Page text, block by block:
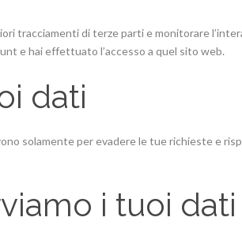
tracciamenti di terze parti e monitorare
e hai effettuato l’accesso a quel sito web.
dati
solamente per evadere le tue richieste e
i tuoi dati